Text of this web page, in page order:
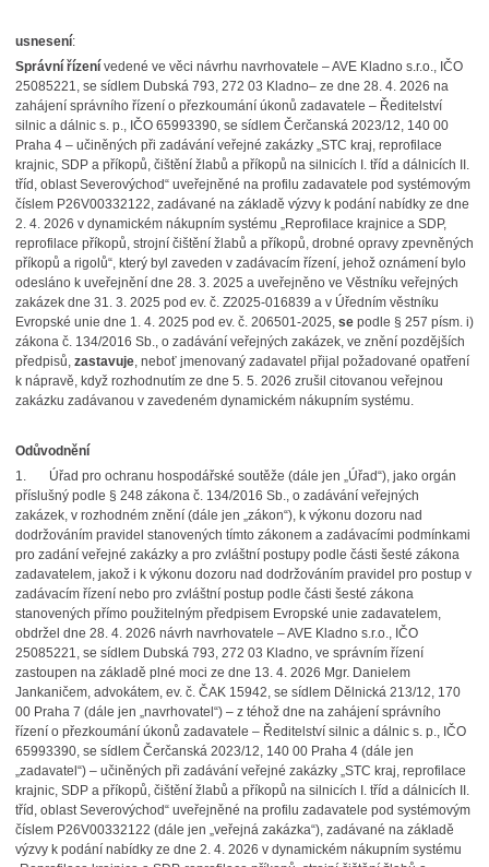
usnesení:
Správní řízení vedené ve věci návrhu navrhovatele – AVE Kladno s.r.o., IČO
25085221, se sídlem Dubská 793, 272 03 Kladno– ze dne 28. 4. 2026 na
zahájení správního řízení o přezkoumání úkonů zadavatele – Ředitelství
silnic a dálnic s. p., IČO 65993390, se sídlem Čerčanská 2023/12, 140 00
Praha 4 – učiněných při zadávání veřejné zakázky „STC kraj, reprofilace
krajnic, SDP a příkopů, čištění žlabů a příkopů na silnicích I. tříd a dálnicích II.
tříd, oblast Severovýchod“ uveřejněné na profilu zadavatele pod systémovým
číslem P26V00332122, zadávané na základě výzvy k podání nabídky ze dne
2. 4. 2026 v dynamickém nákupním systému „Reprofilace krajnice a SDP,
reprofilace příkopů, strojní čištění žlabů a příkopů, drobné opravy zpevněných
příkopů a rigolů“, který byl zaveden v zadávacím řízení, jehož oznámení bylo
odesláno k uveřejnění dne 28. 3. 2025 a uveřejněno ve Věstníku veřejných
zakázek dne 31. 3. 2025 pod ev. č. Z2025-016839 a v Úředním věstníku
Evropské unie dne 1. 4. 2025 pod ev. č. 206501-2025,sepodle § 257 písm. i)
zákona č. 134/2016 Sb., o zadávání veřejných zakázek, ve znění pozdějších
předpisů, zastavuje, neboť jmenovaný zadavatel přijal požadované opatření
k nápravě, když rozhodnutím ze dne 5. 5. 2026 zrušil citovanou veřejnou
zakázku zadávanou v zavedeném dynamickém nákupním systému.
Odůvodnění
1. Úřad pro ochranu hospodářské soutěže (dále jen „Úřad“), jako orgán
příslušný podle § 248 zákona č. 134/2016 Sb., o zadávání veřejných
zakázek, v rozhodném znění (dále jen „zákon“), k výkonu dozoru nad
dodržováním pravidel stanovených tímto zákonem a zadávacími podmínkami
pro zadání veřejné zakázky a pro zvláštní postupy podle části šesté zákona
zadavatelem, jakož i k výkonu dozoru nad dodržováním pravidel pro postup v
zadávacím řízení nebo pro zvláštní postup podle části šesté zákona
stanovených přímo použitelným předpisem Evropské unie zadavatelem,
obdržel dne 28. 4. 2026 návrh navrhovatele – AVE Kladno s.r.o., IČO
25085221, se sídlem Dubská 793, 272 03 Kladno, ve správním řízení
zastoupen na základě plné moci ze dne 13. 4. 2026 Mgr. Danielem
Jankaničem, advokátem, ev. č. ČAK 15942, se sídlem Dělnická 213/12, 170
00 Praha 7 (dále jen „navrhovatel“) – z téhož dne na zahájení správního
řízení o přezkoumání úkonů zadavatele – Ředitelství silnic a dálnic s. p., IČO
65993390, se sídlem Čerčanská 2023/12, 140 00 Praha 4 (dále jen
„zadavatel“) – učiněných při zadávání veřejné zakázky „STC kraj, reprofilace
krajnic, SDP a příkopů, čištění žlabů a příkopů na silnicích I. tříd a dálnicích II.
tříd, oblast Severovýchod“ uveřejněné na profilu zadavatele pod systémovým
číslem P26V00332122 (dále jen „veřejná zakázka“), zadávané na základě
výzvy k podání nabídky ze dne 2. 4. 2026 v dynamickém nákupním systému